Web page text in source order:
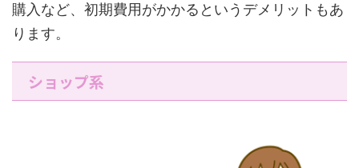
購入など、初期費用がかかるというデメリットもあ
ります。
ショップ系